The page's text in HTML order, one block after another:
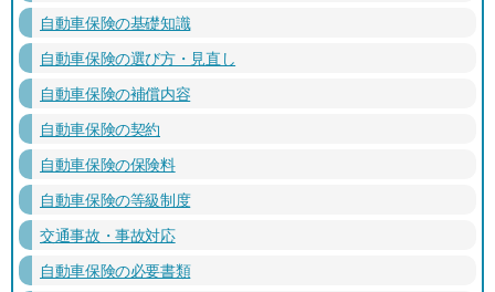
自動車保険の基礎知識
自動車保険の選び方・見直し
自動車保険の補償内容
自動車保険の契約
自動車保険の保険料
自動車保険の等級制度
交通事故・事故対応
自動車保険の必要書類